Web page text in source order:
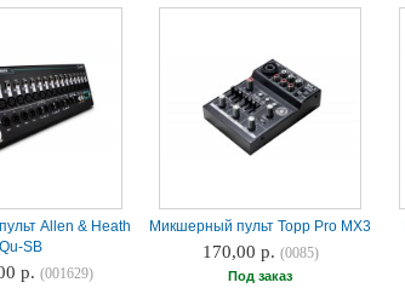
Allen & Heath
Qu-SB
р.(001629)
Микшерный пульт Topp Pro MX3
170,00 р. (0085)
Под заказ